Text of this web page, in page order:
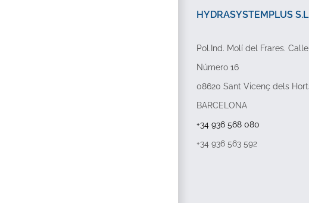
HYDRASYSTEMPLUS
Pol.Ind. Molí del Frares.
Número 16
08620 Sant Vicenç dels
BARCELONA
+34 936 568 080
+34 936 563 592